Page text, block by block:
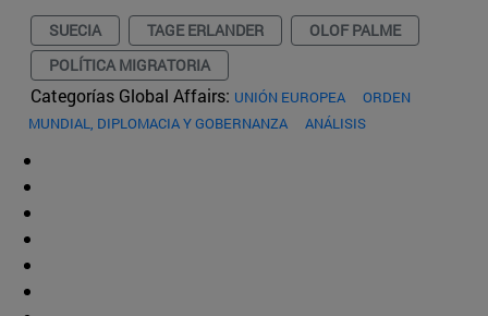
SUECIA TAGE ERLANDER
OLOF PALME
POLÍTICA MIGRATORIA
Categorías Global Affairs: UNIÓN EUROPEA
ORDEN
MUNDIAL, DIPLOMACIA Y GOBERNANZA
ANÁLISIS